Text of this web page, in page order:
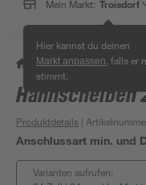
Mein Markt: Troisdorf
Hier kannst du deinen
Markt anpassen , falls er
stimmt.
/ Bad & Sanitär /
Hahnscheiben
Produktdetails |
Anschlussart min. und
Varianten aufrufen: